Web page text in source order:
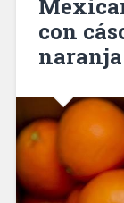
con
naranja